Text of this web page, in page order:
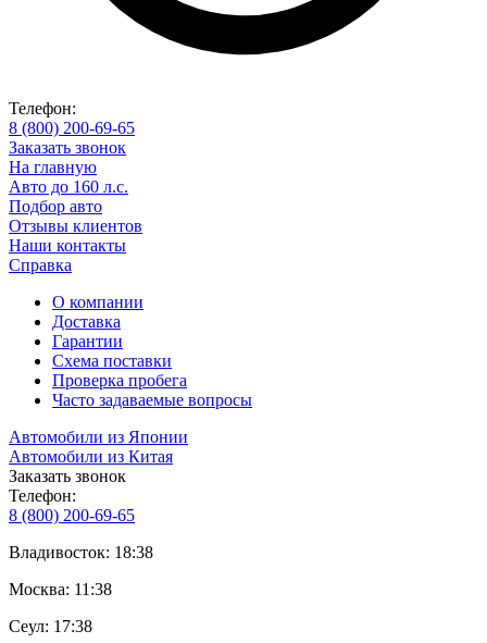
Телефон:
8 (800) 200-69-65
Заказать звонок
На главную
Авто до 160 л.с.
Подбор авто
Отзывы клиентов
Наши контакты
Справка
О компании
Доставка
Гарантии
Схема поставки
Проверка пробега
Часто задаваемые вопросы
Автомобили из Японии
Автомобили из Китая
Заказать звонок
Телефон:
8 (800) 200-69-65
Владивосток: 18:38
Москва: 11:38
Сеул: 17:38